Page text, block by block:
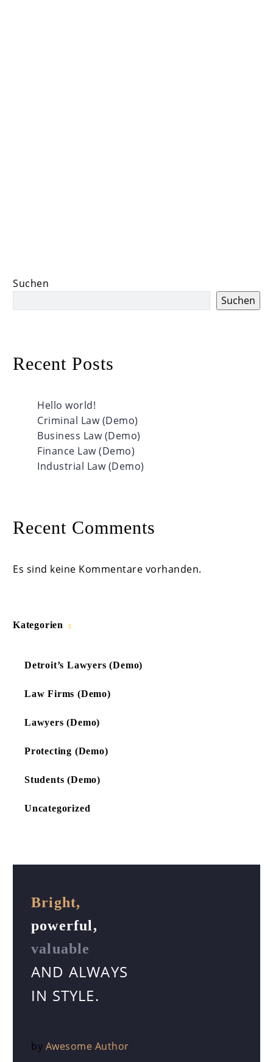
Suchen
Suchen
Recent Posts
Hello world!
Criminal Law (Demo)
Business Law (Demo)
Finance Law (Demo)
Industrial Law (Demo)
Recent Comments
Es sind keine Kommentare vorhanden.
Kategorien
Detroit’s Lawyers (Demo)
Law Firms (Demo)
Lawyers (Demo)
Protecting (Demo)
Students (Demo)
Uncategorized
Bright,
powerful,
valuable
AND ALWAYS
IN STYLE.
by Awesome Author